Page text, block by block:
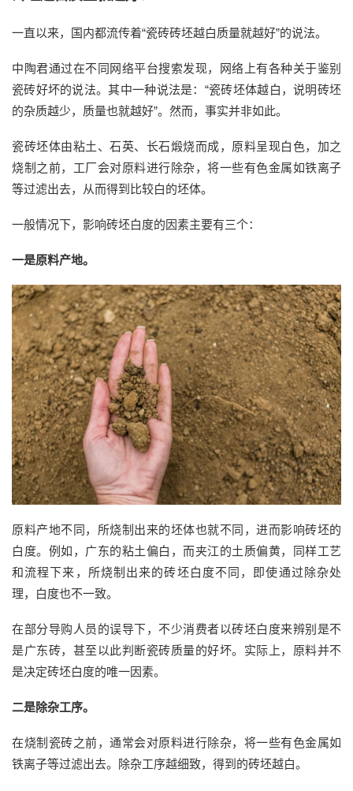
一直以来，国内都流传着“瓷砖砖坯越白质量就越好”的说法。
中陶君通过在不同网络平台搜索发现，网络上有各种关于鉴别
瓷砖好坏的说法。其中一种说法是：“瓷砖坯体越白，说明砖坯
的杂质越少，质量也就越好”。然而，事实并非如此。
瓷砖坯体由粘土、石英、长石煅烧而成，原料呈现白色，加之
烧制之前，工厂会对原料进行除杂，将一些有色金属如铁离子
等过滤出去，从而得到比较白的坯体。
一般情况下，影响砖坯白度的因素主要有三个：
一是原料产地。
原料产地不同，所烧制出来的坯体也就不同，进而影响砖坯的
白度。例如，广东的粘土偏白，而夹江的土质偏黄，同样工艺
和流程下来，所烧制出来的砖坯白度不同，即使通过除杂处
理，白度也不一致。
在部分导购人员的误导下，不少消费者以砖坯白度来辨别是不
是广东砖，甚至以此判断瓷砖质量的好坏。实际上，原料并不
是决定砖坯白度的唯一因素。
二是除杂工序。
在烧制瓷砖之前，通常会对原料进行除杂，将一些有色金属如
铁离子等过滤出去。除杂工序越细致，得到的砖坯越白。